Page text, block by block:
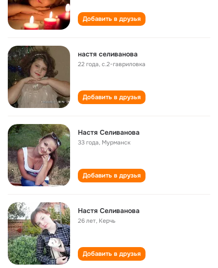
Добавить в друзья
настя селиванова
22 года,с.2-гавриловка
Добавить в друзья
Настя Селиванова
33 года, Мурманск
Добавить в друзья
Настя Селиванова
26 лет, Керчь
Добавить в друзья